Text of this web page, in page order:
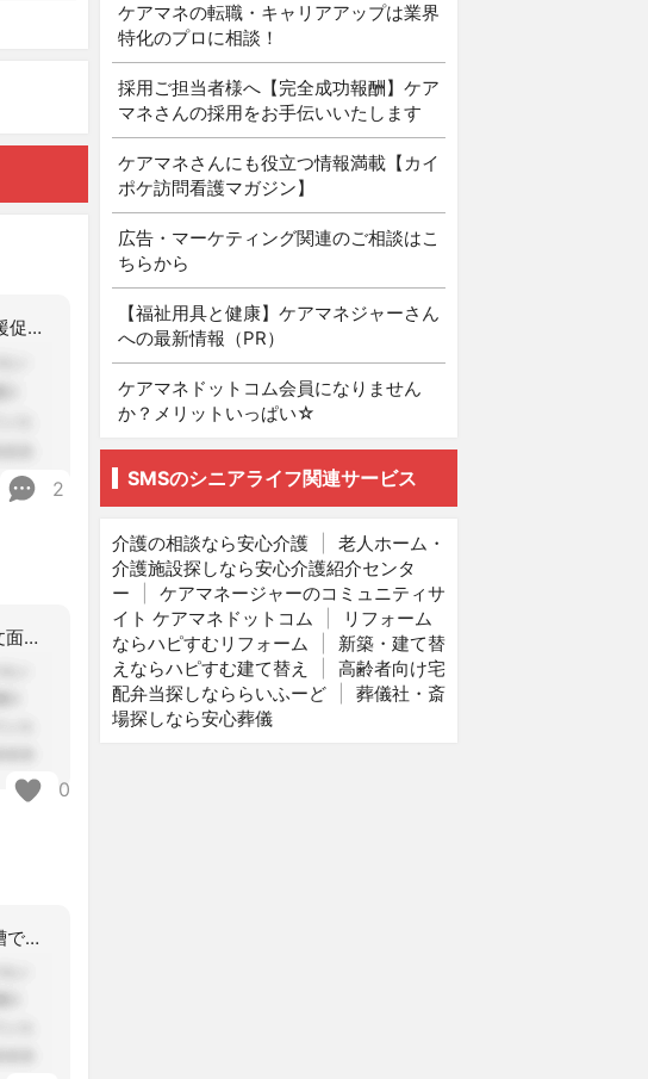
【介護老人福祉施設、介護老人保健施設、介護医療院】〇 自立支援促進加算の算定要件
2
ライアンさんありがとうございます。ですよね～💦私もこの文面しか探せなかったのです
0
京都市Q＆AQ：要件⑥d「入浴は特別浴槽ではなく，一般浴槽での入浴とし，回数やケ
ケアマネの転職・キャリアアップは業界
特化のプロに相談！
採用ご担当者様へ【完全成功報酬】ケア
マネさんの採用をお手伝いいたします
ケアマネさんにも役立つ情報満載【カイ
ポケ訪問看護マガジン】
広告・マーケティング関連のご相談はこ
ちらから
【福祉用具と健康】ケアマネジャーさん
への最新情報（PR）
ケアマネドットコム会員になりません
か？メリットいっぱい☆
SMSのシニアライフ関連サービス
介護の相談なら安心介護
老人ホーム・
介護施設探しなら安心介護紹介センタ
ー
ケアマネージャーのコミュニティサ
イト ケアマネドットコム
リフォーム
ならハピすむリフォーム
新築・建て替
えならハピすむ建て替え
高齢者向け宅
配弁当探しなららいふーど
葬儀社・斎
場探しなら安心葬儀